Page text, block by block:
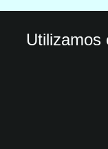
Utilizamos